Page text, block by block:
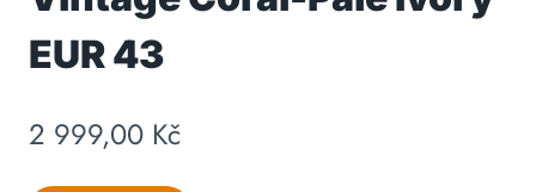
EUR 43
2 999,00 Kč